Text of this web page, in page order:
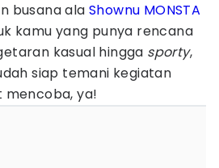
busana ala Shownu MONSTA
kamu yang punya rencana
kasual hingga sporty,
siap temani kegiatan
mencoba, ya!